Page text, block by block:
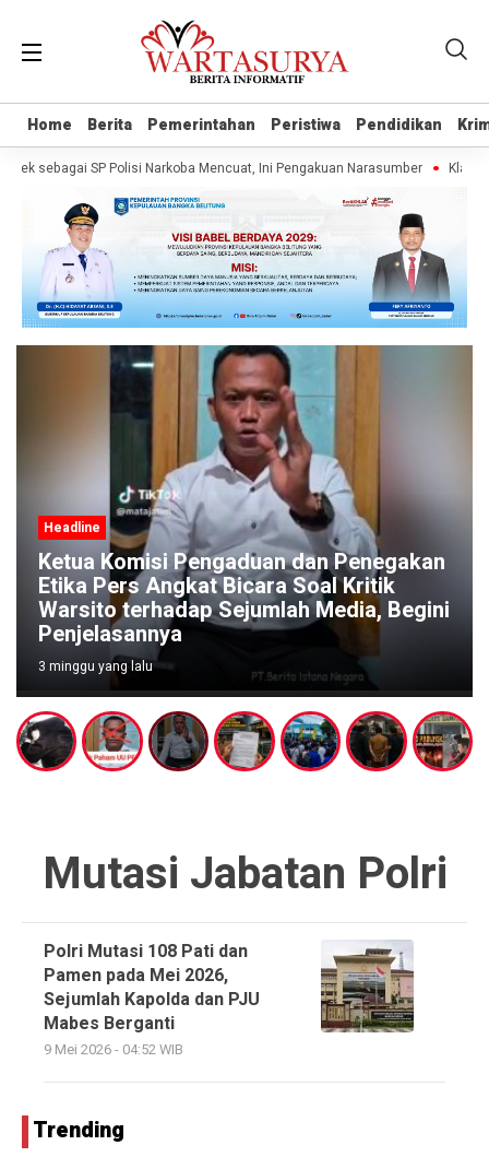
Home Berita Pemerintahan Peristiwa Pendidikan
Home Berita Pemerintahan Peristiwa Pendidikan
sebagai SP Polisi Narkoba Mencuat, Ini Pengakuan Narasumber Klaim
Penegakan
Kritik
Media, Begini
Headline
Pengaduan Warga
Diminta Segera Bubarkan
Judi di Pucangsari
Mutasi Jabatan Polri
Polri Mutasi 108 Pati dan
Pamen pada Mei 2026,
Sejumlah Kapolda dan PJU
Mabes Berganti
9 Mei 2026 - 04:52 WIB
Trending